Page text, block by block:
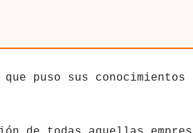
puso sus conocimientos